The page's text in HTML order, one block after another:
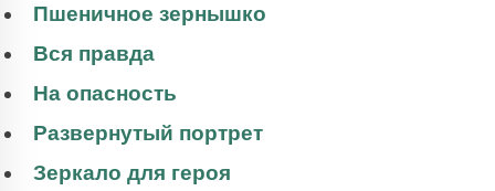
Пшеничное зернышко
Вся правда
На опасность
Развернутый портрет
Зеркало для героя